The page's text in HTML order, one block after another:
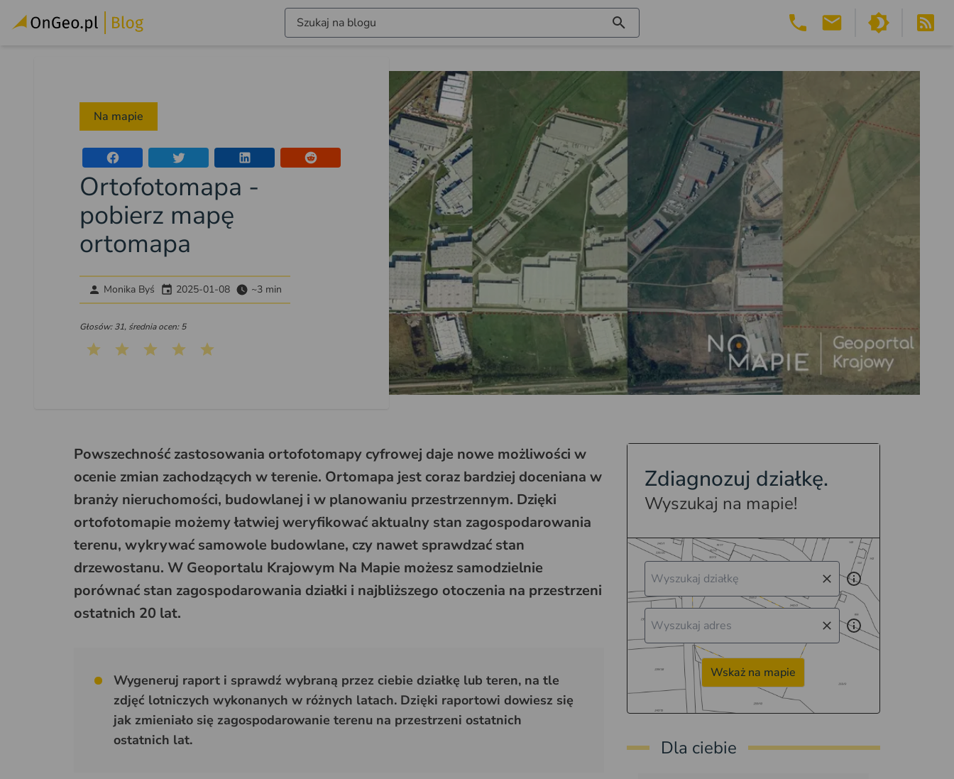
Szukaj na blogu
Na mapie
Ortofotomapa -
pobierz mapę
ortomapa
Monika Byś 2025-01-08 ~3 min
Głosów: 31, średnia ocen: 5
Powszechność zastosowania ortofotomapy cyfrowej daje nowe możliwości w
ocenie zmian zachodzących w terenie. Ortomapa jest coraz bardziej doceniana w
branży nieruchomości, budowlanej i w planowaniu przestrzennym. Dzięki
ortofotomapie możemy łatwiej weryfikować aktualny stan zagospodarowania
terenu, wykrywać samowole budowlane, czy nawet sprawdzać stan
drzewostanu. W Geoportalu Krajowym Na Mapie możesz samodzielnie
porównać stan zagospodarowania działki i najbliższego otoczenia na przestrzeni
ostatnich 20 lat.
Wygeneruj raport i sprawdź wybraną przez ciebie działkę lub teren, na tle
zdjęć lotniczych wykonanych w różnych latach. Dzięki raportowi dowiesz się
jak zmieniało się zagospodarowanie terenu na przestrzeni ostatnich
ostatnich lat.
Zdiagnozuj działkę.
Wyszukaj na mapie!
Wskaż na mapie
Dla ciebie